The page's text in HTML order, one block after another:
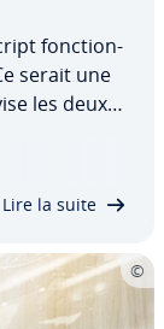
fonc­tion­
serait une
les deux
Lire la suite